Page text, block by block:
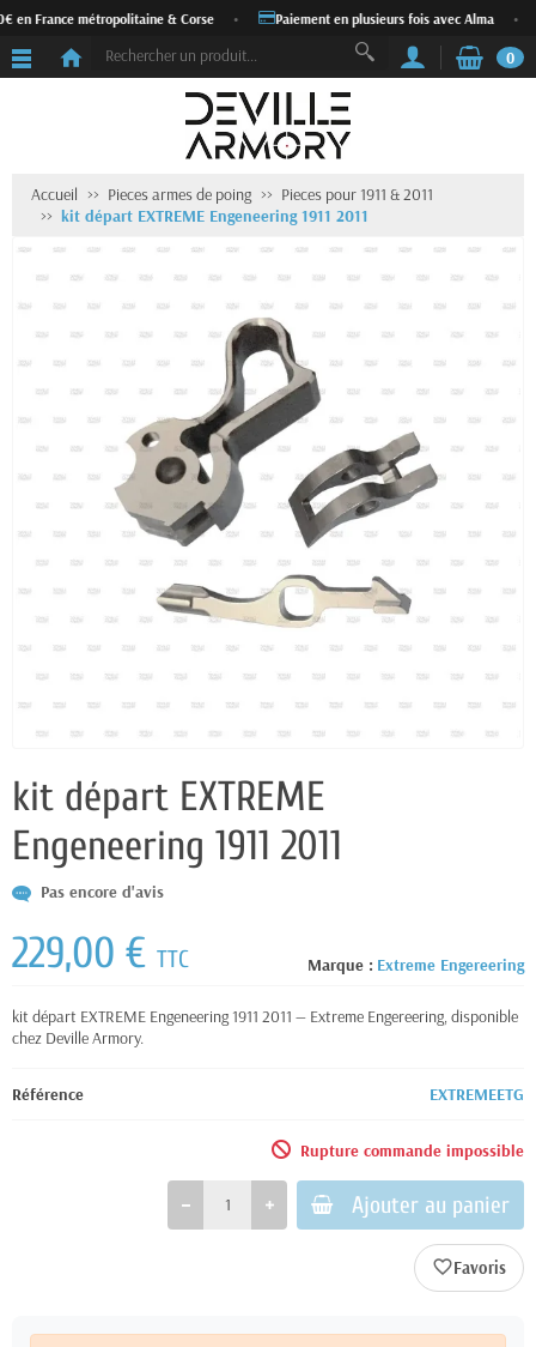
en France métropolitaine & Corse Paiement en plusieurs fois avec Alma
0
Accueil Pieces armes de poing
Pieces pour 1911 & 2011
kit départ EXTREME Engeneering 1911 2011
kit départ EXTREME
Engeneering 1911 2011
Pas encore d'avis
Marque : Extreme Engereering
229,00 € TTC
kit départ EXTREME Engeneering 1911 2011 — Extreme Engereering, disponible
chez Deville Armory.
Référence EXTREMEETG
Rupture commande impossible
Ajouter au panier
favorite_border